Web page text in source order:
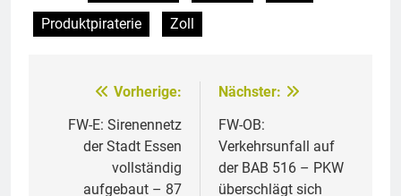
Produktpiraterie
Zoll
Beitragsnavigation
Vorherige:
FW-E: Sirenennetz
der Stadt Essen
vollständig
aufgebaut – 87
Nächster:
FW-OB:
Verkehrsunfall auf
der BAB 516 – PKW
überschlägt sich